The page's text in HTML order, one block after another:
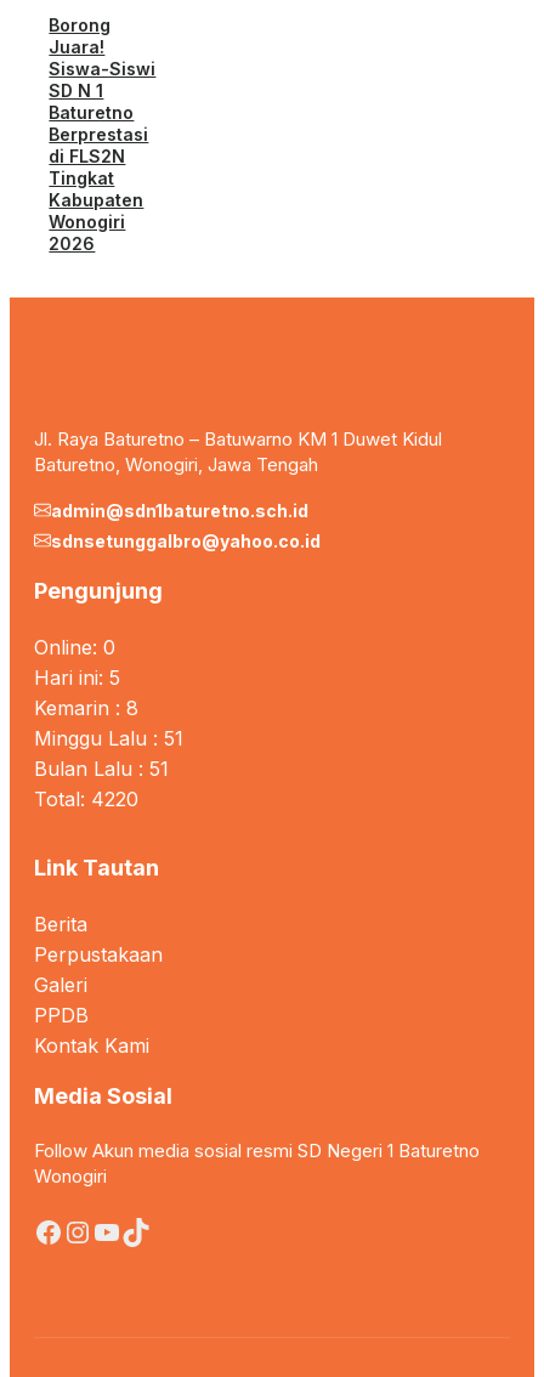
Borong
Juara!
Siswa-Siswi
SD N 1
Baturetno
Berprestasi
di FLS2N
Tingkat
Kabupaten
Wonogiri
2026
Jl. Raya Baturetno – Batuwarno KM 1 Duwet Kidul
Baturetno, Wonogiri, Jawa Tengah
admin@sdn1baturetno.sch.id
sdnsetunggalbro@yahoo.co.id
Pengunjung
Online: 0
Hari ini: 5
Kemarin : 8
Minggu Lalu : 51
Bulan Lalu : 51
Total: 4220
Link Tautan
Berita
Perpustakaan
Galeri
PPDB
Kontak Kami
Media Sosial
Follow Akun media sosial resmi SD Negeri 1 Baturetno
Wonogiri
Facebook
Instagram
YouTube
TikTok